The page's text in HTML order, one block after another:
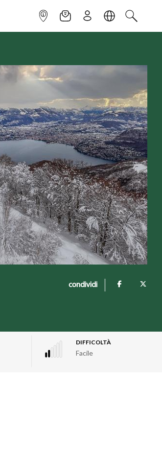
INFOPOINTNEWSLETTER
ISCRIVITILINGUACERCA
condividi
DIFFICOLTÀ
Facile